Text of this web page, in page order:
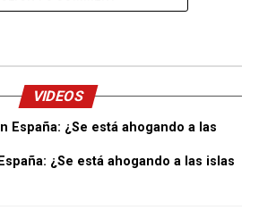
VIDEOS
¿Se está ahogando a las islas